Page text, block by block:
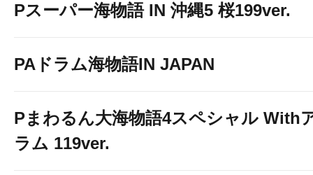
Pスーパー海物語 IN 沖縄5 桜199ver.
PAドラム海物語IN JAPAN
Pまわるん大海物語4スペシャル With
ラム 119ver.